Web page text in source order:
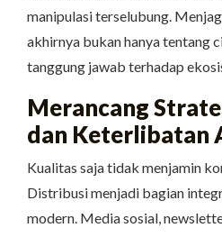
manipulasi terselubung.
akhirnya bukan hanya tentang
tanggung jawab terhadap
Merancang
dan Keterlibatan
Kualitas saja tidak menjamin
Distribusi menjadi bagian
modern. Media sosial,